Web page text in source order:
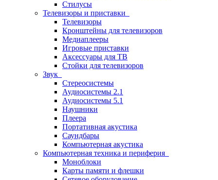
Стилусы
Телевизоры и приставки
Телевизоры
Кронштейны для телевизоров
Медиаплееры
Игровые приставки
Аксессуары для ТВ
Стойки для телевизоров
Звук
Стереосистемы
Аудиосистемы 2.1
Аудиосистемы 5.1
Наушники
Плеера
Портативная акустика
Саундбары
Компьютерная акустика
Компьютерная техника и периферия
Моноблоки
Карты памяти и флешки